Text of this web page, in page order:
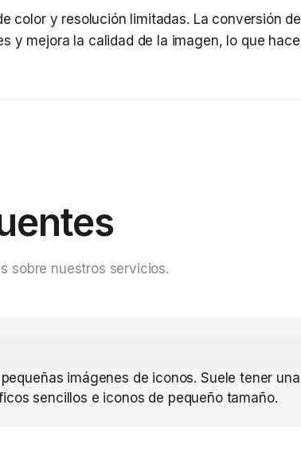
color y resolución limitadas. La conversión de
y mejora la calidad de la imagen, lo que hace
sobre nuestros servicios.
imágenes de iconos. Suele tener una
sencillos e iconos de pequeño tamaño.